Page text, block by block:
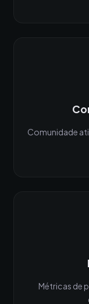
Comunidade
Métricas de